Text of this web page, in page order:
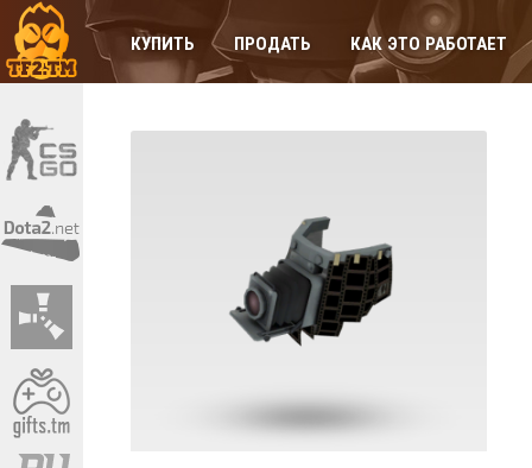
КУПИТЬ ПРОДАТЬ КАК ЭТО РАБОТАЕТ